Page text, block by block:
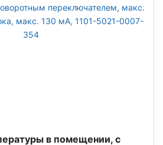
в помещении, с